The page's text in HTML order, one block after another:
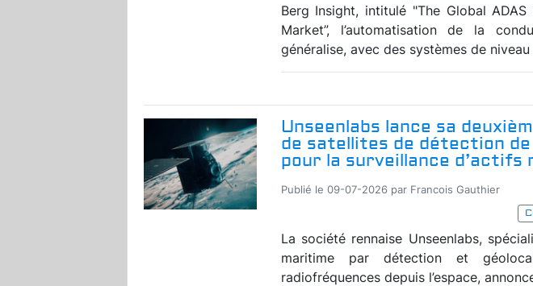
Berg Insight, intitulé "The Global
Market”, l’automatisation de la
généralise, avec des systèmes de niveau
Unseenlabs lance sa
de satellites de détection de
pour la surveillance d’actifs
Publié le 09-07-2026 par Francois Gauthier
La société rennaise Unseenlabs,
maritime par détection et
radiofréquences depuis l’espace,